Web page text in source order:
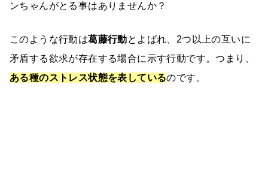
ンちゃんがとる事はありませんか？
このような行動は葛藤行動とよばれ、2つ以上の互いに
矛盾する欲求が存在する場合に示す行動です。つまり、
ある種のストレス状態を表しているのです。